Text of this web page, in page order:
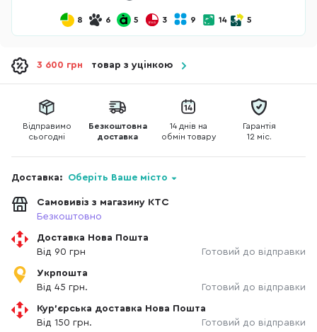
8 6 5 3 9 14 5
3 600 грн товар з уцінкою
Відправимо
сьогодні
Безкоштовна
доставка
14 днів на
обмін товару
Гарантія
12 міс.
Доставка: Оберіть Ваше місто
Самовивіз з магазину КТС
Безкоштовно
Доставка Нова Пошта
Від 90 грн
Готовий до відправки
Укрпошта
Від 45 грн.
Готовий до відправки
Кур'єрська доставка Нова Пошта
Від 150 грн.
Готовий до відправки